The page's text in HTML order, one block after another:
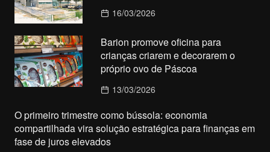
16/03/2026
Barion promove oficina para
crianças criarem e decorarem o
próprio ovo de Páscoa
13/03/2026
O primeiro trimestre como bússola: economia
compartilhada vira solução estratégica para finanças em
fase de juros elevados